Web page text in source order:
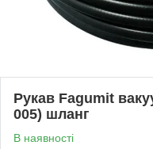
Рукав Fagumit
005) шланг
В наявності